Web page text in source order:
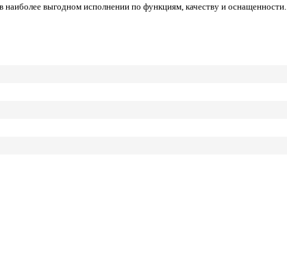
выгодном исполнении по функциям, качеству и оснащенности.